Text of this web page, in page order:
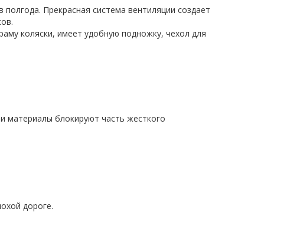
Прекрасная система вентиляции создает
коляски, имеет удобную подножку, чехол для
материалы блокируют часть жесткого
дороге.